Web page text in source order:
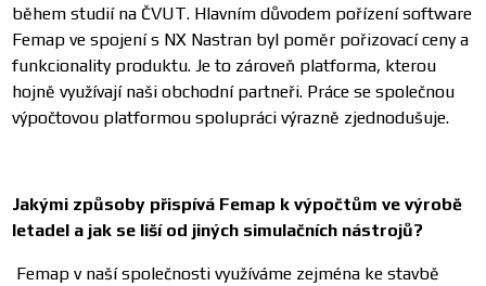
během studií na ČVUT. Hlavním důvodem pořízení software
Femap ve spojení s NX Nastran byl poměr pořizovací ceny a
funkcionality produktu. Je to zároveň platforma, kterou
hojně využívají naši obchodní partneři. Práce se společnou
výpočtovou platformou spolupráci výrazně zjednodušuje.
Jakými způsoby přispívá Femap k výpočtům ve výrobě
letadel a jak se liší od jiných simulačních nástrojů?
Femap v naší společnosti využíváme zejména ke stavbě